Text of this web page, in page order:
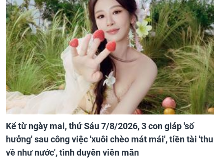
Kể từ ngày mai, thứ Sáu 7/8/2026, 3 con giáp 'số
hưởng' sau công việc 'xuôi chèo mát mái', tiền tài 'thu
về như nước', tình duyên viên mãn